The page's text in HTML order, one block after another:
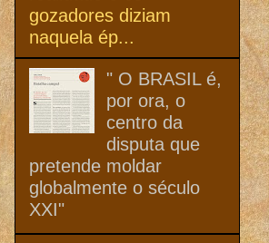
gozadores diziam
naquela ép...
" O BRASIL é,
por ora, o
centro da
disputa que
pretende moldar
globalmente o século
XXI"